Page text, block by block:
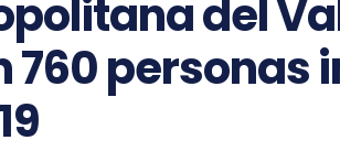
del
760 personas